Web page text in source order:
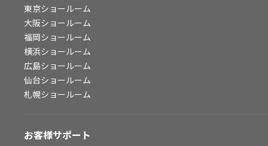
東京ショールーム
大阪ショールーム
福岡ショールーム
横浜ショールーム
広島ショールーム
仙台ショールーム
札幌ショールーム
お客様サポート